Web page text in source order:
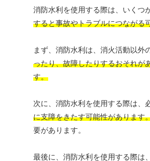
消防水利を使用する際は、いくつ
すると事故やトラブルにつながる
まず、消防水利は、消火活動以外
ったり、故障したりするおそれが
す。
次に、消防水利を使用する際は、
に支障をきたす可能性があります
要があります。
最後に、消防水利を使用する際は